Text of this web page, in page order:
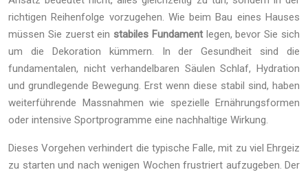
richtigen Reihenfolge vorzugehen. Wie beim Bau eines Hauses
müssen Sie zuerst einstabiles Fundamentlegen, bevor Sie sich
um die Dekoration kümmern. In der Gesundheit sind die
fundamentalen, nicht verhandelbaren Säulen Schlaf, Hydration
und grundlegende Bewegung. Erst wenn diese stabil sind, haben
weiterführende Massnahmen wie spezielle Ernährungsformen
oder intensive Sportprogramme eine nachhaltige Wirkung.
Dieses Vorgehen verhindert die typische Falle, mit zu viel Ehrgeiz
zu starten und nach wenigen Wochen frustriert aufzugeben. Der